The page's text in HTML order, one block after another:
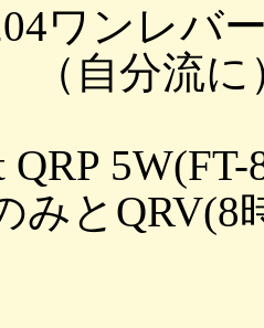
ワンレバ
（自分流
QRP
みとQRV(8